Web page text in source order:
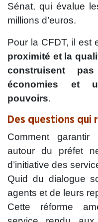
Sénat, qui évalue
millions d’euros.
Pour la CFDT, il est
proximité et la
construisent
économies et
pouvoirs.
Des questions qui
Comment garantir
autour du préfet
d’initiative des
Quid du dialogue
agents et de leurs
Cette réforme